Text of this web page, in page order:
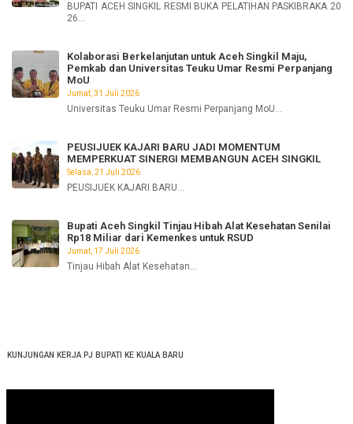
BUPATI ACEH SINGKIL RESMI BUKA PELATIHAN PASKIBRAKA 20
26...
Kolaborasi Berkelanjutan untuk Aceh Singkil Maju,
Pemkab dan Universitas Teuku Umar Resmi Perpanjang
MoU
Jumat, 31 Juli 2026
Universitas Teuku Umar Resmi Perpanjang MoU...
PEUSIJUEK KAJARI BARU JADI MOMENTUM
MEMPERKUAT SINERGI MEMBANGUN ACEH SINGKIL
Selasa, 21 Juli 2026
PEUSIJUEK KAJARI BARU...
Bupati Aceh Singkil Tinjau Hibah Alat Kesehatan Senilai
Rp18 Miliar dari Kemenkes untuk RSUD
Jumat, 17 Juli 2026
Tinjau Hibah Alat Kesehatan...
KUNJUNGAN KERJA PJ BUPATI KE KUALA BARU